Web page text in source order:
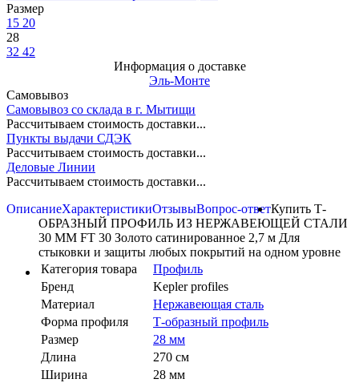
Размер
15 20
28
32 42
Информация о доставке
Эль-Монте
Самовывоз
Самовывоз со склада в г. Мытищи
Рассчитываем стоимость доставки...
Пункты выдачи СДЭК
Рассчитываем стоимость доставки...
Деловые Линии
Рассчитываем стоимость доставки...
ОписаниеХарактеристикиОтзывыВопрос-ответКупить Т-
ОБРАЗНЫЙ ПРОФИЛЬ ИЗ НЕРЖАВЕЮЩЕЙ СТАЛИ
30 ММ FT 30 Золото сатинированное 2,7 м Для
стыковки и защиты любых покрытий на одном уровне
Категория товара
Профиль
Бренд
Kepler profiles
Материал
Нержавеющая сталь
Форма профиля
Т-образный профиль
Размер
28 мм
Длина
270 см
Ширина
28 мм